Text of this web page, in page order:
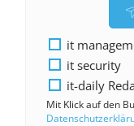
it
it security
it-daily
Mit Klick auf den